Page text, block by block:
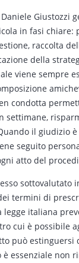
Giustozzi
in fasi chiare:
raccolta
della
viene sempre
condotta
settimane,
il giudizio
seguito
atto del
sottovalutato
termini di
legge italiana
cui è possibile
può estinguersi
è essenziale non